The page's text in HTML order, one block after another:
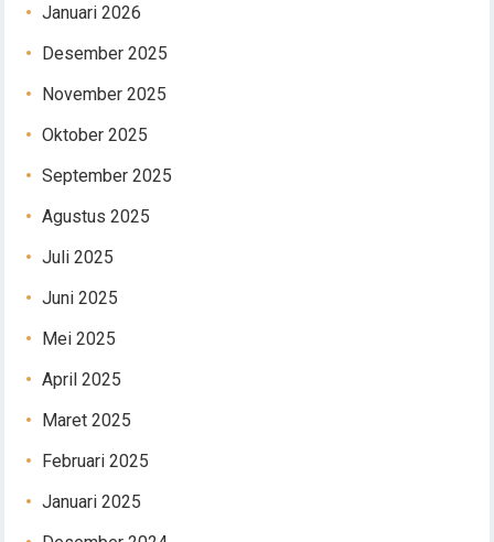
Januari 2026
Desember 2025
November 2025
Oktober 2025
September 2025
Agustus 2025
Juli 2025
Juni 2025
Mei 2025
April 2025
Maret 2025
Februari 2025
Januari 2025